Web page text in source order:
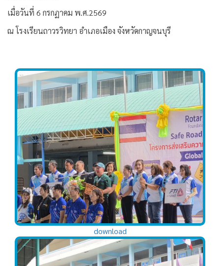
เมื่อวันที่ 6 กรกฏาคม พ.ศ.2569
ณ โรงเรียนถาวรวิทยา อำเภอเมือง จังหวัดกาญจนบุรี
download